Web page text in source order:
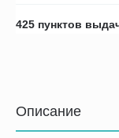
425 пунктов
Описание